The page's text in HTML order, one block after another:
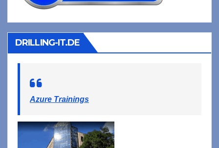
DRILLING-IT.DE
Azure Trainings